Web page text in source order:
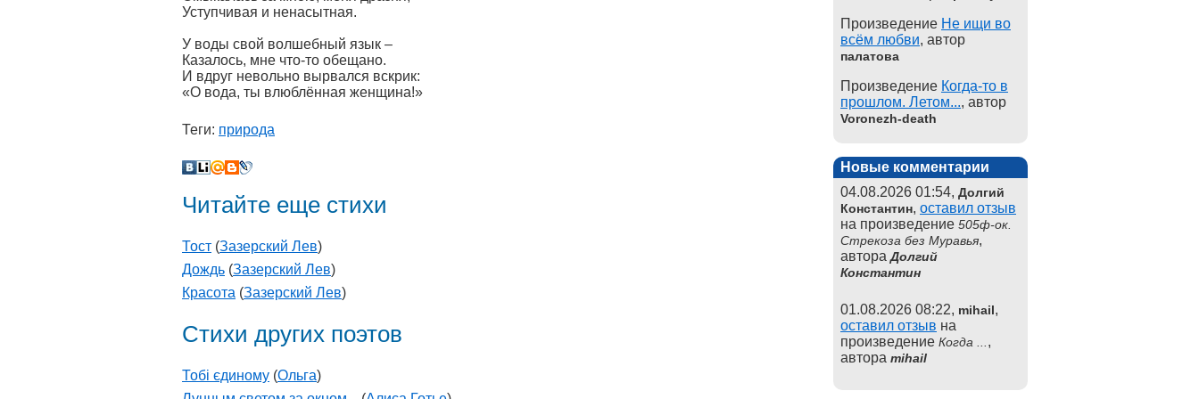
Уступчивая и ненасытная.
У воды свой волшебный язык –
Казалось, мне что-то обещано.
И вдруг невольно вырвался вскрик:
«О вода, ты влюблённая женщина!»
Теги: природа
Читайте еще стихи
Тост (Зазерский Лев)
Дождь (Зазерский Лев)
Красота (Зазерский Лев)
Стихи других поэтов
Тобі єдиному (Ольга)
Произведение Не ищи во
всём любви, автор
палатова
Произведение Когда-то в
прошлом. Летом..., автор
Voronezh-death
Новые комментарии
04.08.2026 01:54, Долгий
Константин, оставил отзыв
на произведение 505ф-ок.
Стрекоза без Муравья,
автораДолгий
Константин
01.08.2026 08:22, mihail,
оставил отзыв на
произведение Когда ... ,
автора mihail